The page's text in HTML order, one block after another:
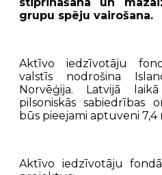
grupu spēju vairošana.
Aktīvo iedzīvotāju
valstīs nodrošina
Norvēģija. Latvijā
pilsoniskās sabiedrības
būs pieejami aptuveni 7,4
Aktīvo iedzīvotāju